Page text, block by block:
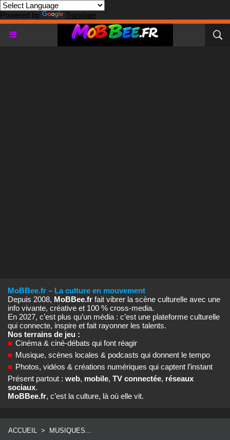
Powered by Translate
MoBBee.fr – La culture en mouvement
Depuis 2008, MoBBee.fr fait vibrer la scène culturelle avec une
info vivante, créative et 100 % cross‑media.
En 2027, c’est plus qu’un média : c’est une plateforme culturelle
qui connecte, inspire et fait rayonner les talents.
Nos terrains de jeu :
■ Cinéma & ciné‑débats qui font réagir
■ Musique, scènes locales & podcasts qui donnent le tempo
■ Photos, vidéos & créations numériques qui captent l’instant
Présent partout : web, mobile, TV connectée, réseaux
sociaux.
MoBBee.fr, c’est la culture, là où elle vit.
ACCUEIL > MUSIQUES...